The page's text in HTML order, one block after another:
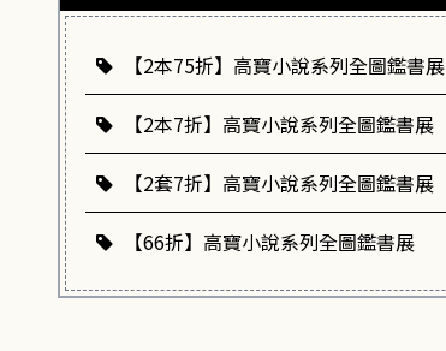
【2本75折】高寶小說系列全圖鑑書展
【2本7折】高寶小說系列全圖鑑書展
【2套7折】高寶小說系列全圖鑑書展
【66折】高寶小說系列全圖鑑書展